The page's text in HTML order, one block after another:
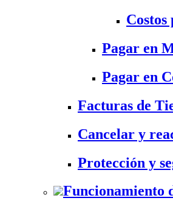
Pagar en
Pagar en
Facturas de
Cancelar y
Protección y
Funcionamiento